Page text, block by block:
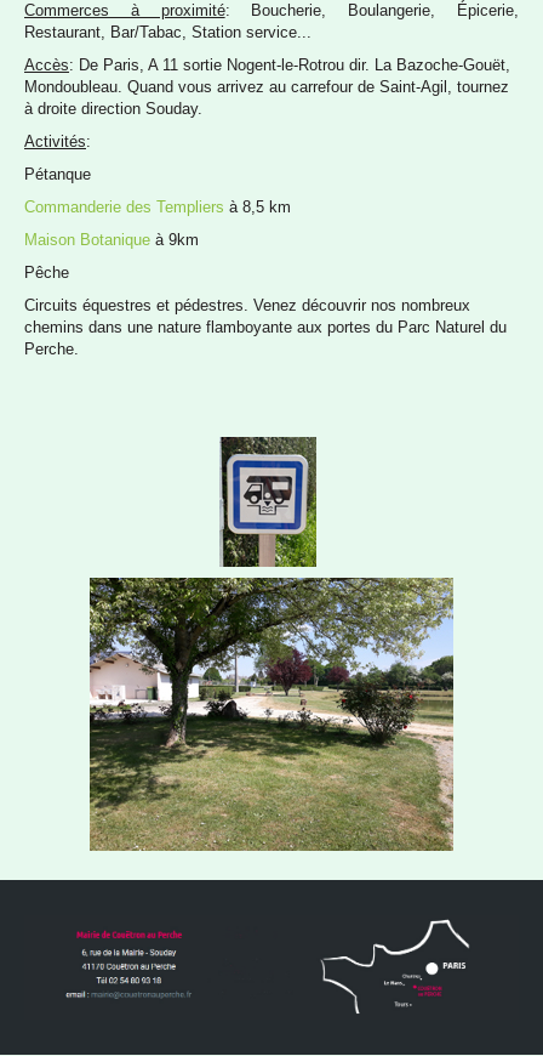
Commerces à proximité: Boucherie, Boulangerie, Épicerie,
Restaurant, Bar/Tabac, Station service...
Accès: De Paris, A 11 sortie Nogent-le-Rotrou dir. La Bazoche-Gouët,
Mondoubleau. Quand vous arrivez au carrefour de Saint-Agil, tournez
à droite direction Souday.
Activités:
Pétanque
Commanderie des Templiers à 8,5 km
Maison Botanique à 9km
Pêche
Circuits équestres et pédestres. Venez découvrir nos nombreux
chemins dans une nature flamboyante aux portes du Parc Naturel du
Perche.